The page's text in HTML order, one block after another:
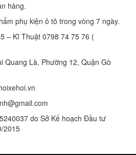
hàng.
phụ kiện ô tô trong vòng 7 ngày.
– Kĩ Thuật 0798 74 75 76 (
Là, Phường 12, Quận Gò
do Sở Kế hoạch Đầu tư
2015